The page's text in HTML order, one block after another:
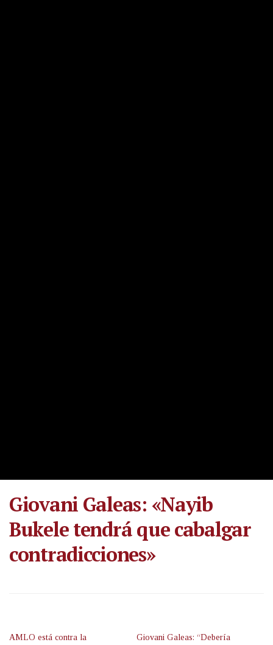
Giovani Galeas: «Nayib
Bukele tendrá que cabalgar
contradicciones»
AMLO está contra la Giovani Galeas: “Debería